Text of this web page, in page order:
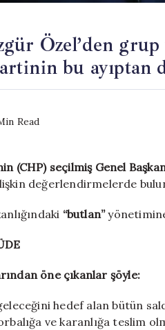
Özel’den grup
bu ayıptan
Read
(CHP) seçilmiş Genel
değerlendirmelerde
“butlan”
öne çıkanlar şöyle:
hedef alan bütün
ve karanlığa teslim